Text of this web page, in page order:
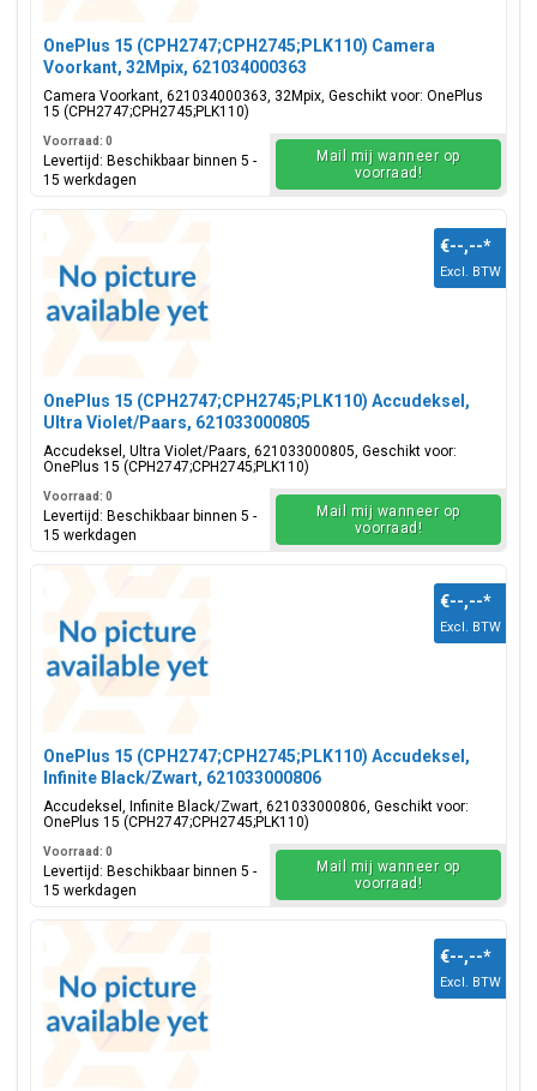
OnePlus 15 (CPH2747;CPH2745;PLK110) Camera
Voorkant, 32Mpix, 621034000363
Camera Voorkant, 621034000363, 32Mpix, Geschikt voor: OnePlus
15 (CPH2747;CPH2745;PLK110)
Voorraad: 0
Levertijd: Beschikbaar binnen 5 -
15 werkdagen
Mail mij wanneer op
voorraad!
OnePlus 15 (CPH2747;CPH2745;PLK110) Accudeksel,
Ultra Violet/Paars, 621033000805
Accudeksel, Ultra Violet/Paars, 621033000805, Geschikt voor:
OnePlus 15 (CPH2747;CPH2745;PLK110)
€--,--*
Excl. BTW
Voorraad: 0
Levertijd: Beschikbaar binnen 5 -
15 werkdagen
Mail mij wanneer op
voorraad!
OnePlus 15 (CPH2747;CPH2745;PLK110) Accudeksel,
Infinite Black/Zwart, 621033000806
Accudeksel, Infinite Black/Zwart, 621033000806, Geschikt voor:
OnePlus 15 (CPH2747;CPH2745;PLK110)
€--,--*
Excl. BTW
Voorraad: 0
Levertijd: Beschikbaar binnen 5 -
15 werkdagen
Mail mij wanneer op
voorraad!
€--,--*
Excl. BTW